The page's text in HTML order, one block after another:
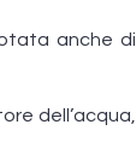
anche di
dell’acqua,